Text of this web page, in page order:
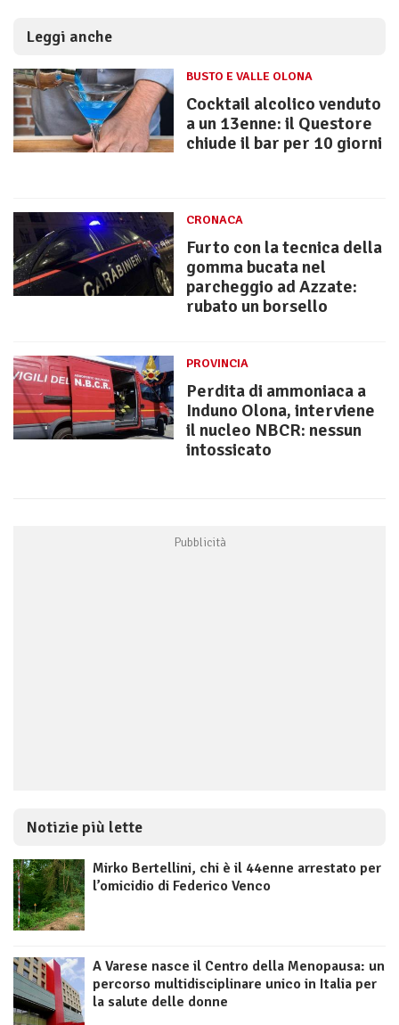
Leggi anche
BUSTO E VALLE OLONA
Cocktail alcolico venduto
a un 13enne: il Questore
chiude il bar per 10 giorni
CRONACA
Furto con la tecnica della
gomma bucata nel
parcheggio ad Azzate:
rubato un borsello
PROVINCIA
Perdita di ammoniaca a
Induno Olona, interviene
il nucleo NBCR: nessun
intossicato
Notizie più lette
Mirko Bertellini, chi è il 44enne arrestato per
l’omicidio di Federico Venco
A Varese nasce il Centro della Menopausa: un
percorso multidisciplinare unico in Italia per
la salute delle donne